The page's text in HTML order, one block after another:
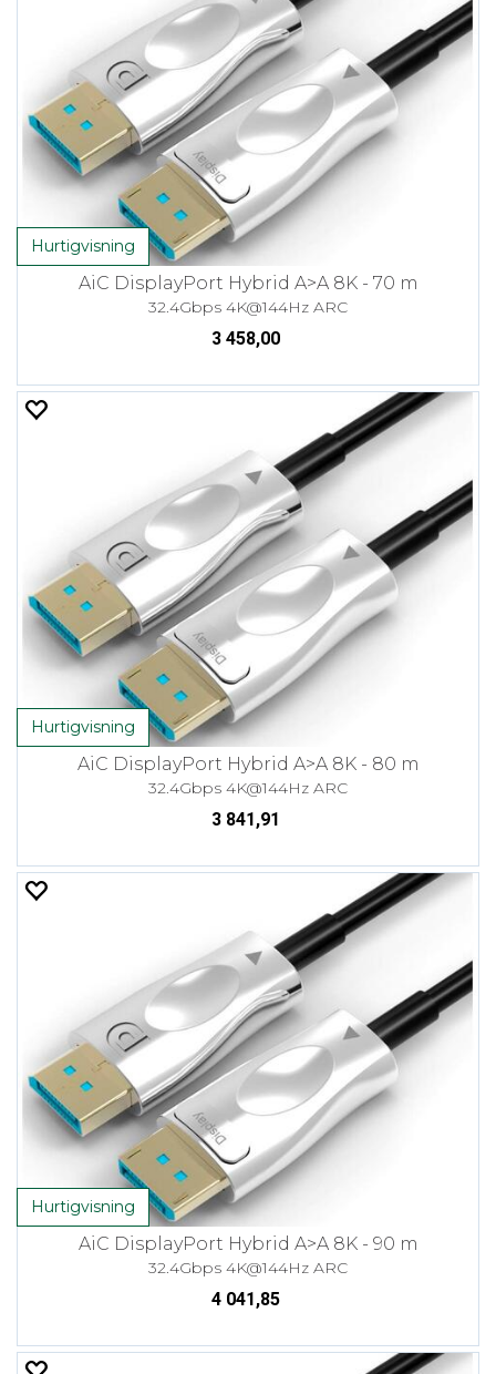
Hurtigvisning
AiC DisplayPort Hybrid A>A 8K - 70 m
32.4Gbps 4K@144Hz ARC
3 458,00
Hurtigvisning
AiC DisplayPort Hybrid A>A 8K - 80 m
32.4Gbps 4K@144Hz ARC
3 841,91
Hurtigvisning
AiC DisplayPort Hybrid A>A 8K - 90 m
32.4Gbps 4K@144Hz ARC
4 041,85